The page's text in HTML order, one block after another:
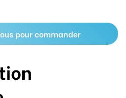
pour commander